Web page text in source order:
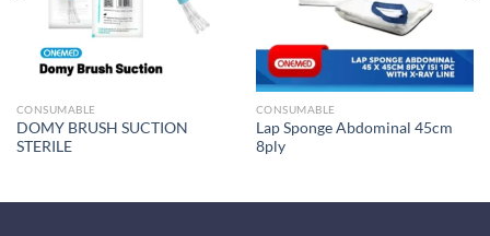
CONSUMABLE
DOMY BRUSH SUCTION
STERILE
CONSUMABLE
Lap Sponge Abdominal 45cm
8ply